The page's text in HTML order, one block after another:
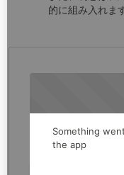
的に組み入れま